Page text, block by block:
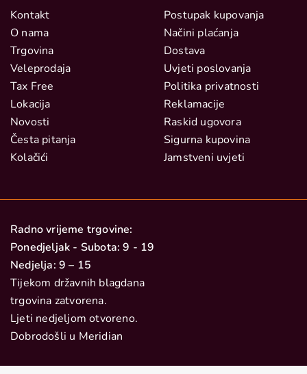
Kontakt
O nama
Trgovina
Veleprodaja
Tax Free
Lokacija
Novosti
Česta pitanja
Kolačići
Postupak kupovanja
Načini plaćanja
Dostava
Uvjeti poslovanja
Politika privatnosti
Reklamacije
Raskid ugovora
Sigurna kupovina
Jamstveni uvjeti
Radno vrijeme trgovine:
Ponedjeljak - Subota: 9 - 19
Nedjelja: 9 – 15
Tijekom državnih blagdana
trgovina zatvorena.
Ljeti nedjeljom otvoreno.
Dobrodošli u Meridian